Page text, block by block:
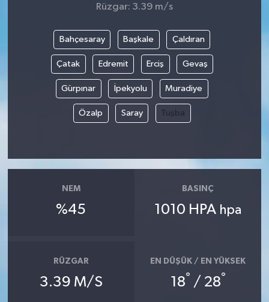
Rüzgar: 3.39 m/s
Bahçesaray Başkale Çaldıran
Çatak Edremit Erciş Gevaş
Gürpınar İpekyolu Muradiye
Özalp Saray Tuşba
NEM
%45
BASINÇ
1010 HPA hpa
RÜZGAR
3.39 M/S
EN DÜŞÜK / EN YÜKSEK
18° / 28°
Bilim, Teknoloji